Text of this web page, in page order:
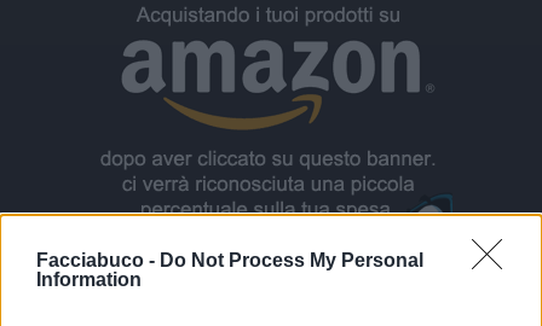
Facciabuco - Do Not Process My Personal
Information